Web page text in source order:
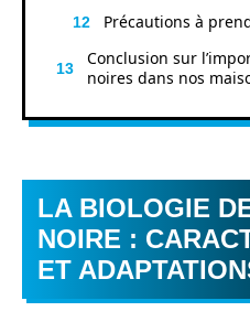
Précautions à
Conclusion sur
noires dans nos
LA BIOLOGIE
NOIRE :
ET